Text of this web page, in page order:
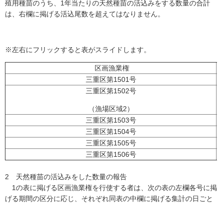
殖用種苗のうち、1年当たりの天然種苗の活込みをする数量の合計
は、右欄に掲げる活込尾数を超えてはなりません。
※左右にフリックすると表がスライドします。
区画漁業権
三重区第1501号
三重区第1502号
（漁場区域2）
三重区第1503号
三重区第1504号
三重区第1505号
三重区第1506号
2 天然種苗の活込みをした数量の報告
1の表に掲げる区画漁業権を行使する者は、次の表の左欄各号に掲
げる期間の区分に応じ、それぞれ同表の中欄に掲げる集計の日ごと